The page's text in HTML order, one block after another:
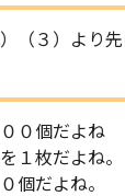
（３）より先
０個だよね
１枚だよね。
個だよね。